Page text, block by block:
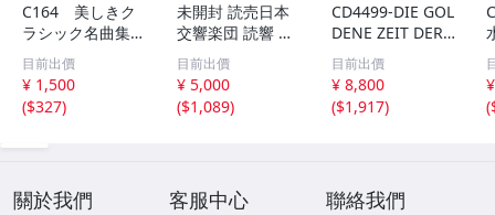
C164 美しきク
ラシック名曲集
試聴用無料CD
非売品 CD ジ
ャケット無し
目前出價
¥ 1,500
($327)
未開封 読売日本
交響楽団 読響 ク
ラシックCD 9枚
セット ライブ録
音
目前出價
¥ 5,000
($1,089)
CD4499-DIE GOL
DENE ZEIT DER
WIENER MUSIK
ウインナ・ワル
ツ大全集 BOX
１２枚組
目前出價
¥ 8,800
($1,917)
(
關於我們 客服中心 聯絡我們